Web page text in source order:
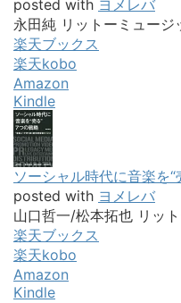
posted with ヨメレバ
永田純 リットーミュージ
楽天ブックス
楽天kobo
Amazon
Kindle
ソーシャル時代に音楽を“
posted with ヨメレバ
山口哲一/松本拓也 リッ
楽天ブックス
楽天kobo
Amazon
Kindle